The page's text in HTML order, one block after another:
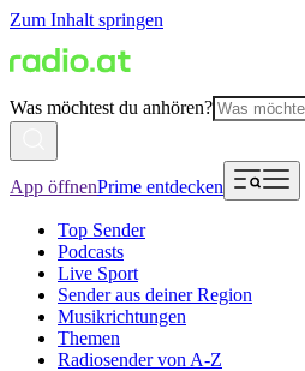
Zum Inhalt springen
Was möchtest du anhören?
App öffnenPrime entdecken
Top Sender
Podcasts
Live Sport
Sender aus deiner Region
Musikrichtungen
Themen
Radiosender von A-Z